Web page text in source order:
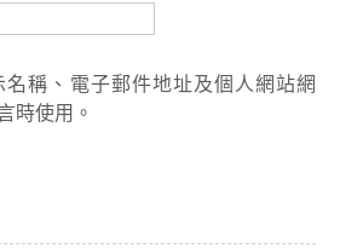
名稱、電子郵件地址及個人網站網
時使用。